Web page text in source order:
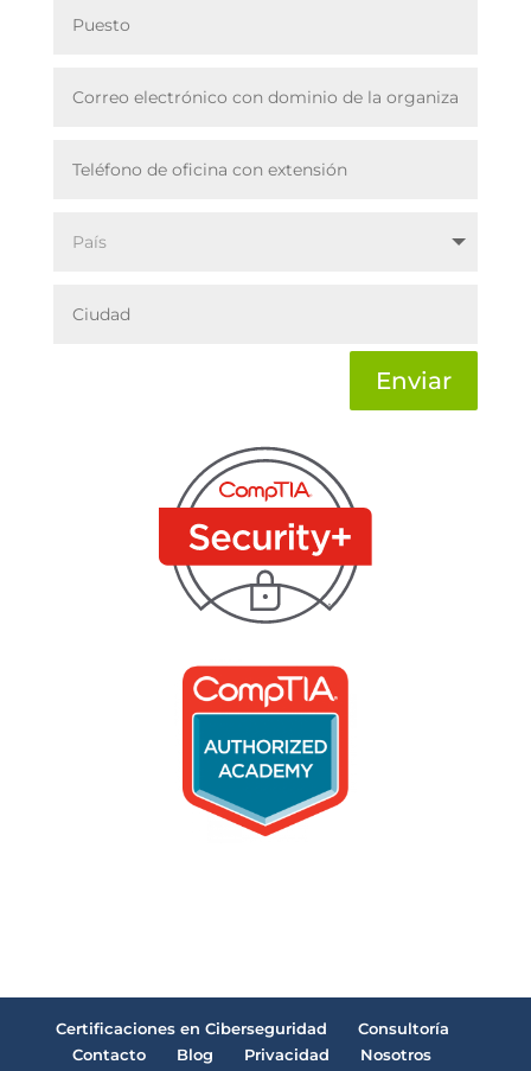
Enviar
Certificaciones en Ciberseguridad
Consultoría
Contacto
Blog Privacidad Nosotros